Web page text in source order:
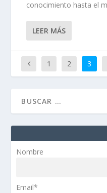
conocimiento hasta el
LEER MÁS
1 2 3
Nombre
Email*